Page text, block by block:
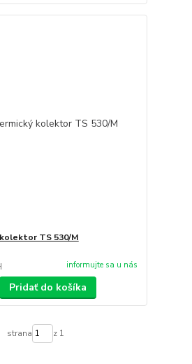
TS 530/M
informujte sa u nás
Pridať do košíka
strana z 1